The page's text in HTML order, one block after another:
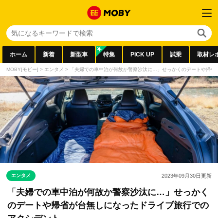
ホーム 新着 新型車 特集 PICK UP 試乗 取材レ
MOBY[モビー] > エンタメ > 「夫婦での車中泊が何故か警察沙汰に…」せっかくのデートや帰
エンタメ 2023年09月30日更新
「夫婦での車中泊が何故か警察沙汰に…」せっかく
のデートや帰省が台無しになったドライブ旅行での